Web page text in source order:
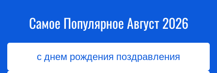
Самое Популярное Август 2026
с днем рождения поздравления